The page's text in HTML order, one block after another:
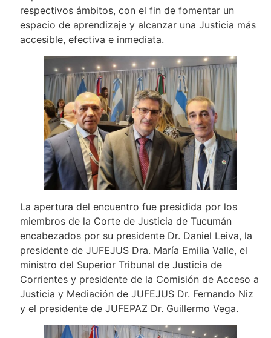
respectivos ámbitos, con el fin de fomentar un
espacio de aprendizaje y alcanzar una Justicia más
accesible, efectiva e inmediata.
La apertura del encuentro fue presidida por los
miembros de la Corte de Justicia de Tucumán
encabezados por su presidente Dr. Daniel Leiva, la
presidente de JUFEJUS Dra. María Emilia Valle, el
ministro del Superior Tribunal de Justicia de
Corrientes y presidente de la Comisión de Acceso a
Justicia y Mediación de JUFEJUS Dr. Fernando Niz
y el presidente de JUFEPAZ Dr. Guillermo Vega.